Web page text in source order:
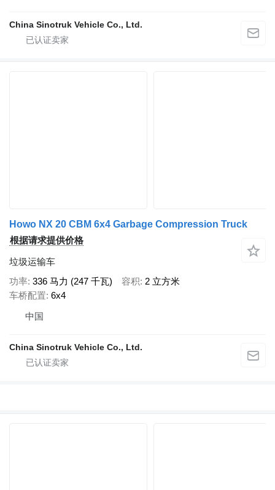
China Sinotruk Vehicle Co., Ltd.
Howo NX 20 CBM 6x4 Garbage Compression Truck
根据请求提供价格
垃圾运输车
功率 336 马力 (247 千瓦) 容积 2 立方米
车桥配置 6x4
中国
China Sinotruk Vehicle Co., Ltd.